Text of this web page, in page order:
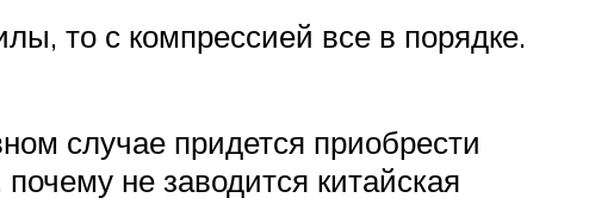
то с компрессией все в порядке.
случае придется приобрести
не заводится китайская